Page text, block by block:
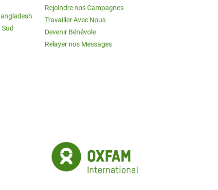
Rejoindre nos Campagnes
Travailler Avec Nous
Devenir Bénévole
Relayer nos Messages